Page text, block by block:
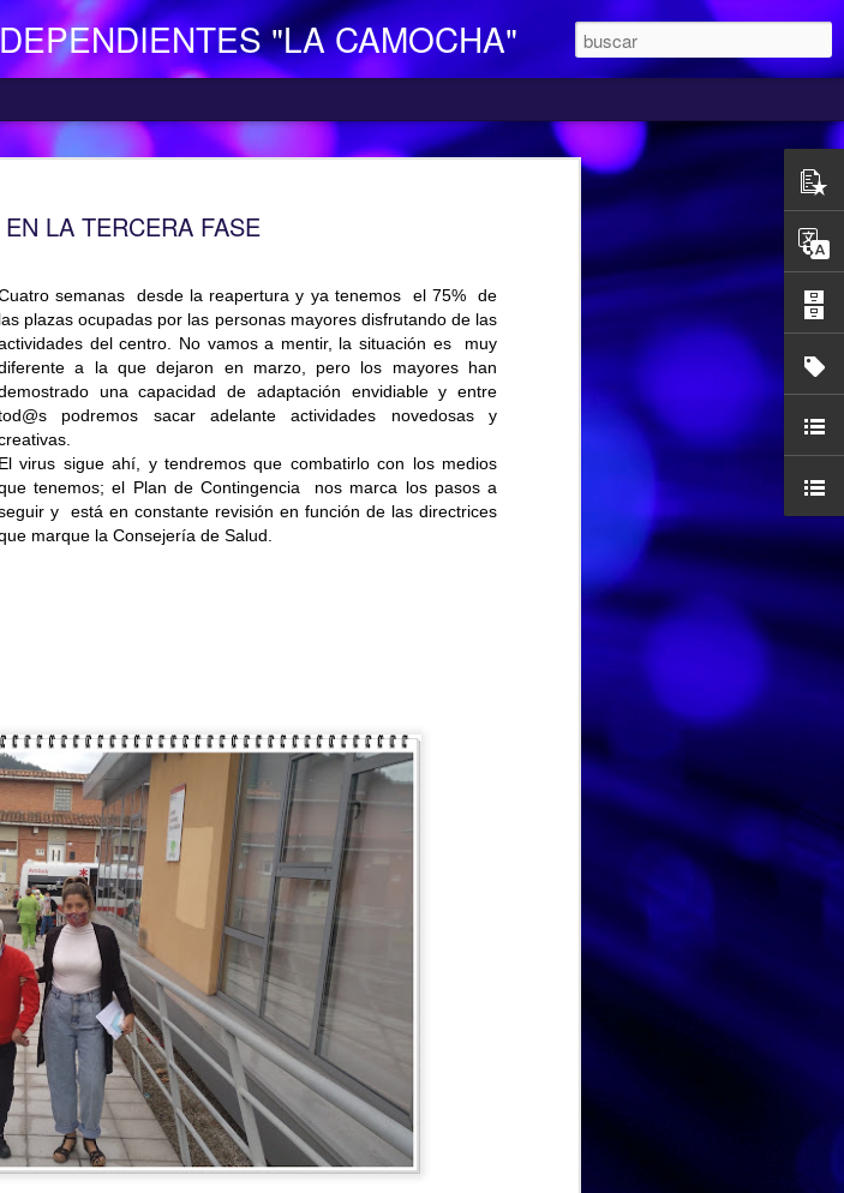
LA TERCERA FASE
semanas desde la reapertura y ya tenemos el 75% de
las plazas ocupadas por las personas mayores disfrutando de las
del centro. No vamos a mentir, la situación es muy
a la que dejaron en marzo, pero los mayores han
una capacidad de adaptación envidiable y entre
podremos sacar adelante actividades novedosas y
El virus sigue ahí, y tendremos que combatirlo con los medios
tenemos; el Plan de Contingencia nos marca los pasos a
y está en constante revisión en función de las directrices
marque la Consejería de Salud.
"LA CAMOCHA"
7
El Centro de Día para Personas Mayores Dependientes “La
Asturias; presta una atención integral e individualizada a la persona
mayor con problemas de dependencia y proporciona respiro y
apoyo a las familias.
Está situado en Vega-La Camocha, en la C/ Charles Chaplin s/n,
zona rural de Gijón; para llegar se pueden utilizar los autobuses de
recorrido Estación del Ferrocarril-Vega con frecuencias de 20
minutos aproximadamente. El horario de funcionamiento es
continuo entre las 10,00 y las 17,00 h. Más información en el propio
centro o en el teléfono 985185427.
AUG
4
SALIDAS AL ENTORNO
🌊☀️De nuevo, salieron a la
playa para disfrutar del
agradable ambiente y del sonido
del mar. En esta ocasión no se
animaron a darse un baño, aunque
a Jesús poco le faltó, pero
caminaron tranquilamente por la
orilla, dejando que el agua fresca
les mojara y refrescara los pies 👣
💙
de Fernando, un espacio para
valor las experiencias que han
marcado su trayectoria personal.
A través de fotografías, recuerdos
y conversaciones, hemos
recorrido diferentes etapas de su
DE QUESO
unido a una celebración muy especial y deliciosa: el Día Mundial